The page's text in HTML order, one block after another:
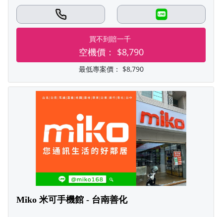
LINE
買不到賠一千
空機價： $8,790
最低專案價： $8,790
Miko 米可手機館 - 台南善化